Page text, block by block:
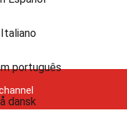
português
dansk